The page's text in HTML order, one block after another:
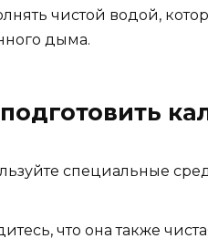
чистой водой,
дыма.
специальные
что она также